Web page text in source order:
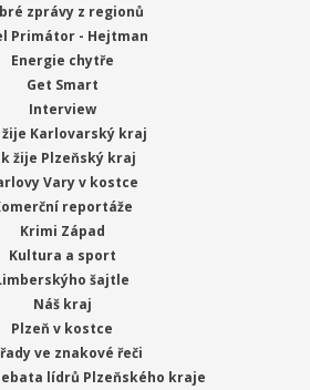
zprávy z regionů
Primátor - Hejtman
Energie chytře
Get Smart
Interview
žije Karlovarský kraj
žije Plzeňský kraj
Vary v kostce
reportáže
Krimi Západ
Kultura a sport
šajtle
Náš kraj
Plzeň v kostce
ve znakové řeči
lídrů Plzeňského kraje